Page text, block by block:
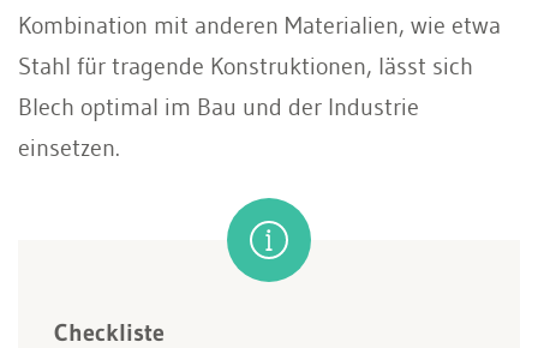
Kombination mit anderen Materialien, wie etwa
Stahl für tragende Konstruktionen, lässt sich
Blech optimal im Bau und der Industrie
einsetzen.
Checkliste